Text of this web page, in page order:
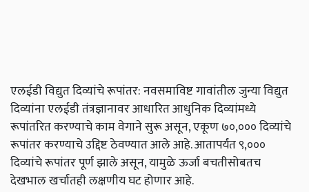
एलईडीविद्युतदिव्यांचेरूपांतर:नवसमाविष्टगावांतीलजुन्याविद्युत
दिव्यांनाएलईडीतंत्रज्ञानावरआधारितआधुनिकदिव्यांमध्ये
रूपांतरितकरण्याचेकामवेगानेसुरूअसून,एकूण७०,०००दिव्यांचे
रूपांतरकरण्याचेउद्दिष्टठेवण्यातआलेआहे.आतापर्यंत९,०००
दिव्यांचेरूपांतरपूर्णझालेअसून,यामुळेऊर्जाबचतीसोबतच
देखभालखर्चातहीलक्षणीयघटहोणारआहे.